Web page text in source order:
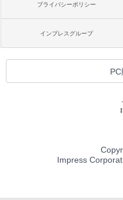
プライバシーポリシー
インプレスグループ
PC
Impress